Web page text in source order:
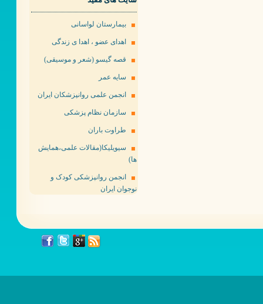
بیمارستان لواسانی
اهدای عضو ، اهدا ی زندگی
قصه گیسو (شعر و موسیقی)
سایه عمر
انجمن علمی روانپزشکان ایران
سازمان نظام پزشکی
طراوت باران
سیویلیکا(مقالات علمی،همایش
ها)
انجمن روانپزشکی کودک و
نوجوان ایران